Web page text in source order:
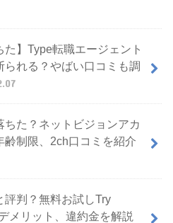
た】Type転職エージェント
られる？やばい口コミも調
ちた？ネットビジョンアカ
齢制限、2ch口コミを紹介
評判？無料お試しTry
メリット、違約金を解説